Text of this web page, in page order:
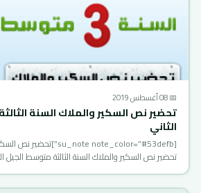
📅 08 أغسطس 2019
تحضير نص السكير والملاك السنة
الثاني
تحضير نص السكير والملاك السنة الثالثة متوسط الجيل